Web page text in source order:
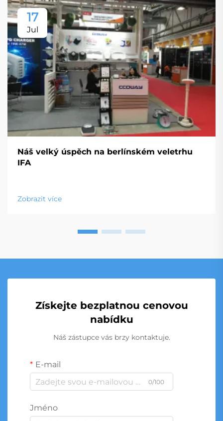
17
Jul
Náš velký úspěch na berlínském veletrhu
IFA
Zobrazit více
Získejte bezplatnou cenovou
nabídku
Náš zástupce vás brzy kontaktuje.
E-mail
0/100
Jméno